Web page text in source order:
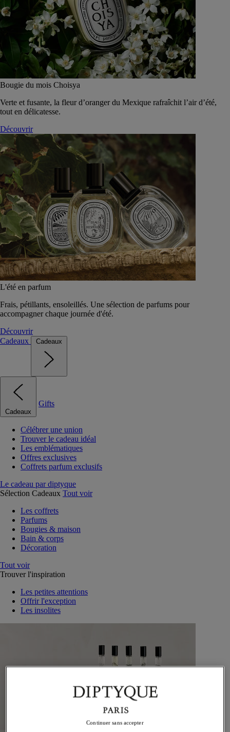
Bougie du mois Choisya
Verte et fusante, la fleur d’oranger du Mexique rafraîchit l’air d’été,
tout en délicatesse.
Découvrir
L'été en parfum
Frais, pétillants, ensoleillés. Une sélection de parfums pour
accompagner chaque journée d'été.
Découvrir
Cadeaux
Cadeaux
Cadeaux
Gifts
Célébrer une union
Trouver le cadeau idéal
Les emblématiques
Offres exclusives
Coffrets parfum exclusifs
Le cadeau par diptyque
Sélection Cadeaux Tout voir
Les coffrets
Parfums
Bougies & maison
Bain & corps
Décoration
Tout voir
Trouver l'inspiration
Les petites attentions
Offrir l'exception
Les insolites
Continuer sans accepter